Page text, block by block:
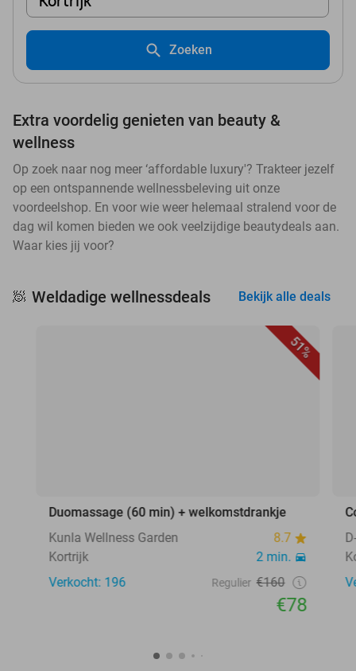
Zoeken
Extra voordelig genieten van beauty &
wellness
Op zoek naar nog meer ‘affordable luxury'? Trakteer jezelf
op een ontspannende wellnessbeleving uit onze
voordeelshop. En voor wie weer helemaal stralend voor de
dag wil komen bieden we ook veelzijdige beautydeals aan.
Waar kies jij voor?
🧖 Weldadige wellnessdeals Bekijk alle deals
51%
Duomassage (60 min) + welkomstdrankje
Kunla Wellness Garden
8.7
Kortrijk
2 min.
Verkocht: 196
Regulier €160
€78